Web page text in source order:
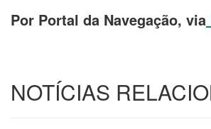
Por Portal da Navegação, via
NOTÍCIAS